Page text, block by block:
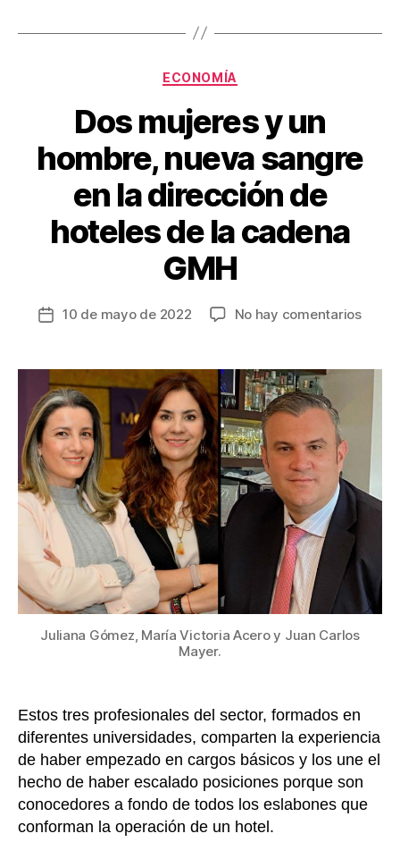
o
Categorías
ECONOMÍA
Dos mujeres y un
hombre, nueva sangre
en la dirección de
hoteles de la cadena
GMH
Fecha
entrada
10 de mayo de 2022 No hay comentariosen
y
un
nueva
en
la
de
la
Juliana Gómez, María Victoria Acero y Juan Carlos
Mayer.
Estos tres profesionales del sector, formados en
diferentes universidades, comparten la experiencia
de haber empezado en cargos básicos y los une el
hecho de haber escalado posiciones porque son
conocedores a fondo de todos los eslabones que
conforman la operación de un hotel.